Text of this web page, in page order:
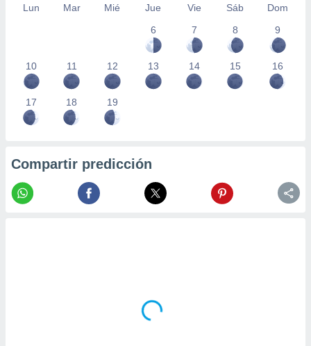
Lun Mar Mié Jue Vie Sáb
Dom
6
7 8 9
10 11 12 13 14 15 16
17 18 19
Compartir predicción